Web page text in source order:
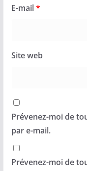
E-mail*
Site web
Prévenez-moi de
par e-mail.
Prévenez-moi de